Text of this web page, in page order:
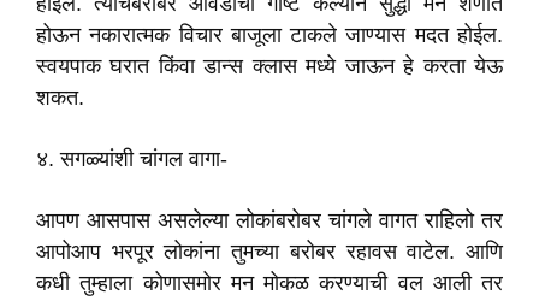
होऊन नकारात्मक विचार बाजूला टाकले जाण्यास मदत होईल.
स्वयपाक घरात किंवा डान्स क्लास मध्ये जाऊन हे करता येऊ
शकत.
४. सगळ्यांशी चांगल वागा-
आपण आसपास असलेल्या लोकांबरोबर चांगले वागत राहिलो तर
आपोआप भरपूर लोकांना तुमच्या बरोबर रहावस वाटेल. आणि
कधी तुम्हाला कोणासमोर मन मोकळ करण्याची वल आली तर